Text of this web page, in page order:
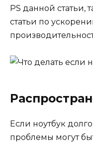
PS данной статьи,
статьи по
Если ноутбук
проблемы могут